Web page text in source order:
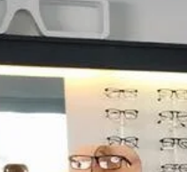
MAGASIN
AU VENDREDI